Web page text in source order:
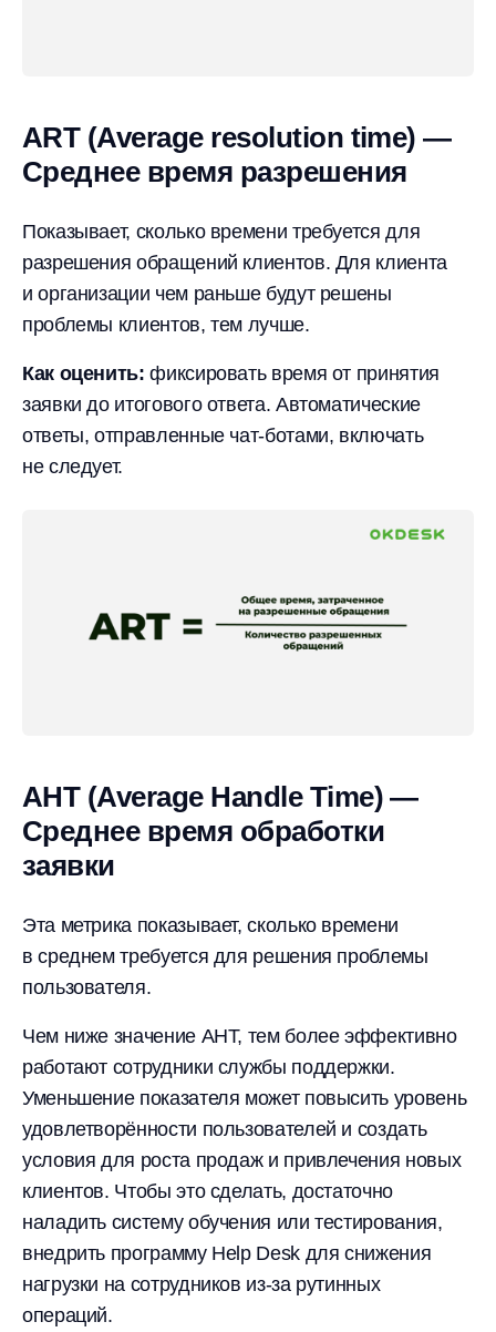
ART (Average resolution time) —
Среднее время разрешения
Показывает, сколько времени требуется для
разрешения обращений клиентов. Для клиента
и организации чем раньше будут решены
проблемы клиентов, тем лучше.
Как оценить:фиксировать время от принятия
заявки до итогового ответа. Автоматические
ответы, отправленные чат-ботами, включать
не следует.
AHT (Average Handle Time) —
Среднее время обработки
заявки
Эта метрика показывает, сколько времени
в среднем требуется для решения проблемы
пользователя.
Чем ниже значение AHT, тем более эффективно
работают сотрудники службы поддержки.
Уменьшение показателя может повысить уровень
удовлетворённости пользователей и создать
условия для роста продаж и привлечения новых
клиентов. Чтобы это сделать, достаточно
наладить систему обучения или тестирования,
внедрить программу Help Desk для снижения
нагрузки на сотрудников из-за рутинных
операций.